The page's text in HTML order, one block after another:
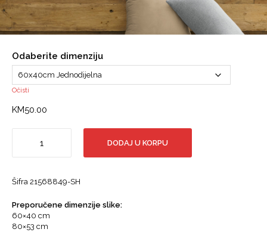
Odaberite dimenziju
Očisti
KM50.00
Ložišća,
Hrvatska
količina
DODAJ U KORPU
Šifra 21568849-SH
Preporučene dimenzije slike:
60×40 cm
80×53 cm